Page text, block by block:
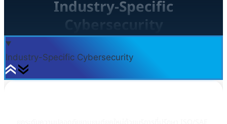
Industry-Specific
Cybersecurity
Industry-Specific Cybersecurity